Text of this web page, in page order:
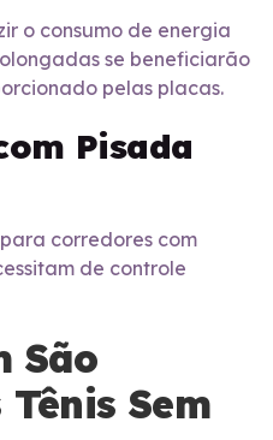
o consumo de energia
se beneficiarão
pelas placas.
Pisada
corredores com
de controle
São
Sem